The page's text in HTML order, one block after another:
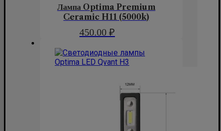
Лампа Optima Premium
Ceramic H11 (5000k)
450.00 ₽